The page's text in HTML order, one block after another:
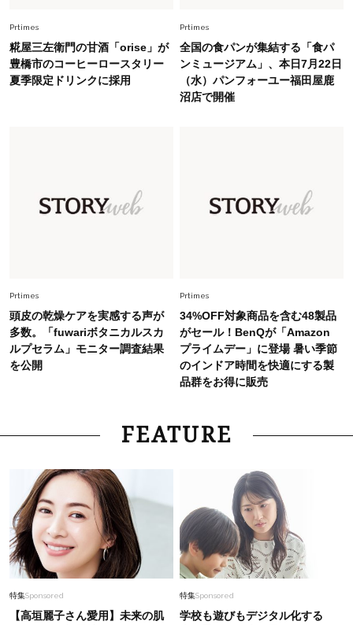
Fashion 2026.6.26
初夏はこれさえあれば！40代は【淡色ワンピ】
で即涼しげ＆上品見え〈3選〉
Fashion 2026.7.31
毎日忙しい40代が頼れる！無難に見えない【ひ
とくせ黒ワンピ】〈5選〉
Prtimes
糀屋三左衛門の甘酒「orise」が
豊橋市のコーヒーロースタリー
夏季限定ドリンクに採用
Prtimes
全国の食パンが集結する「食パ
ンミュージアム」、本日7月22日
（水）パンフォーユー福田屋鹿
沼店で開催
Prtimes
頭皮の乾燥ケアを実感する声が
多数。「fuwariボタニカルスカ
ルプセラム」モニター調査結果
を公開
Prtimes
34%OFF対象商品を含む48製品
がセール！BenQが「Amazon
プライムデー」に登場 暑い季節
のインドア時間を快適にする製
品群をお得に販売
FEATURE
特集Sponsored
【高垣麗子さん愛用】未来の肌
特集Sponsored
学校も遊びもデジタル化する